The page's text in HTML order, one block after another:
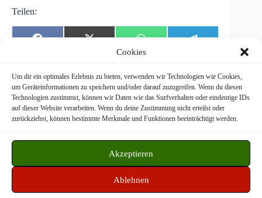
Cookies
Um dir ein optimales Erlebnis zu bieten, verwenden wir Technologien wie Cookies,
um Geräteinformationen zu speichern und/oder darauf zuzugreifen. Wenn du diesen
Technologien zustimmst, können wir Daten wie das Surfverhalten oder eindeutige IDs
auf dieser Website verarbeiten. Wenn du deine Zustimmung nicht erteilst oder
zurückziehst, können bestimmte Merkmale und Funktionen beeinträchtigt werden.
Akzeptieren
Ablehnen
Teilen:
b
o
o
k
i
t
t
e
r
)
on
h
s
A
p
p
g
r
a
m
Freiwillige Feuerwehr Langstadt © 2026
WordPress Theme byCreativeThemes